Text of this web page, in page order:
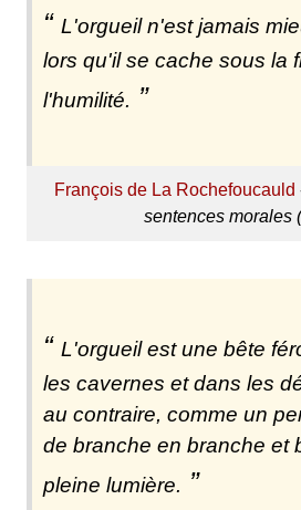
L'orgueil n'est jamais
lors qu'il se cache sous la
l'humilité.
François de La Rochefoucauld
sentences morales
L'orgueil est une bête
les cavernes et dans les
au contraire, comme un
de branche en branche et
pleine lumière.